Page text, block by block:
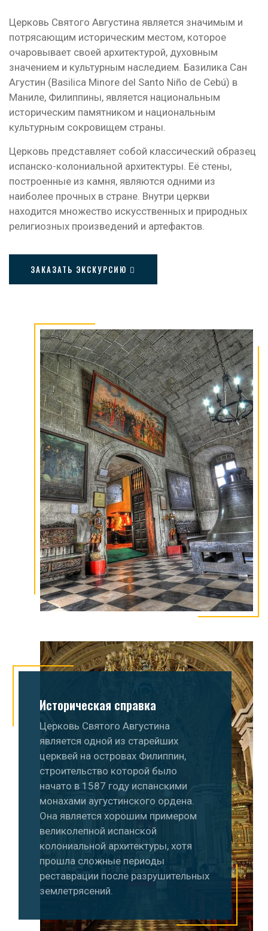
Церковь Святого Августина является значимым и
потрясающим историческим местом, которое
очаровывает своей архитектурой, духовным
значением и культурным наследием. Базилика Сан
Агустин (Basilica Minore del Santo Niño de Cebú) в
Маниле, Филиппины, является национальным
историческим памятником и национальным
культурным сокровищем страны.
Церковь представляет собой классический образец
испанско-колониальной архитектуры. Её стены,
построенные из камня, являются одними из
наиболее прочных в стране. Внутри церкви
находится множество искусственных и природных
религиозных произведений и артефактов.
ЗАКАЗАТЬ ЭКСКУРСИЮ
Историческая справка
Церковь Святого Августина
является одной из старейших
церквей на островах Филиппин,
строительство которой было
начато в 1587 году испанскими
монахами аугустинского ордена.
Она является хорошим примером
великолепной испанской
колониальной архитектуры, хотя
прошла сложные периоды
реставрации после разрушительных
землетрясений.